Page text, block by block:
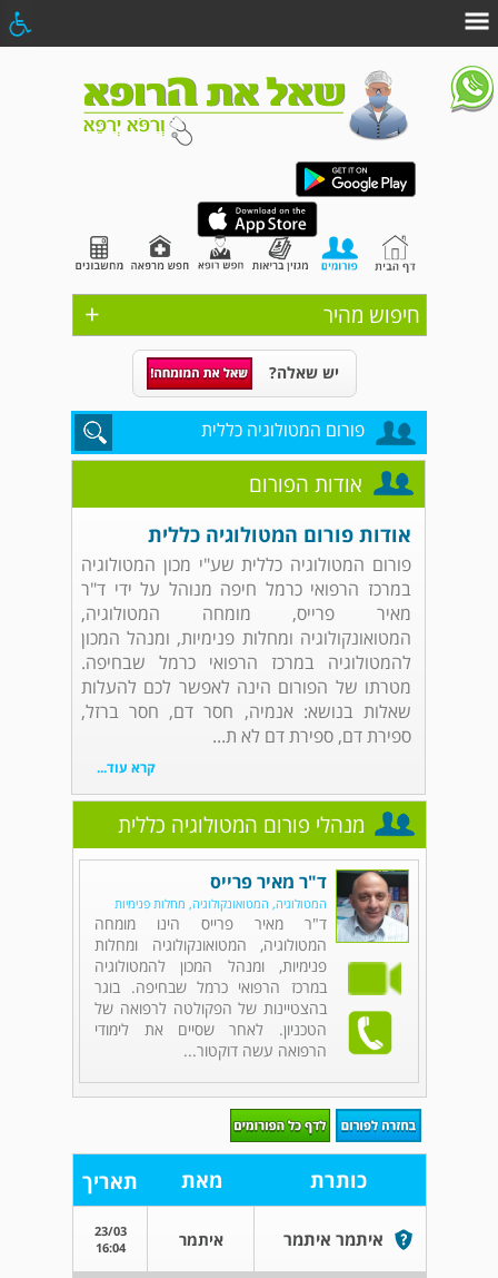
+ חיפוש מהיר
יש שאלה?
פורום המטולוגיה כללית
אודות הפורום
אודות פורום המטולוגיה כללית
פורום המטולוגיה כללית שע"י מכון המטולוגיה
במרכז הרפואי כרמל חיפה מנוהל על ידי ד"ר
מאיר פרייס, מומחה המטולוגיה,
המטואונקולוגיה ומחלות פנימיות, ומנהל המכון
להמטולוגיה במרכז הרפואי כרמל שבחיפה.
מטרתו של הפורום הינה לאפשר לכם להעלות
שאלות בנושא: אנמיה, חסר דם, חסר ברזל,
ספירת דם, ספירת דם לא ת...
קרא עוד...
מנהלי פורום המטולוגיה כללית
ד"ר מאיר פרייס
המטולוגיה, המטואונקולוגיה, מחלות פנימיות
ד"ר מאיר פרייס הינו מומחה
המטולוגיה, המטואונקולוגיה ומחלות
פנימיות, ומנהל המכון להמטולוגיה
במרכז הרפואי כרמל שבחיפה. בוגר
בהצטיינות של הפקולטה לרפואה של
הטכניון. לאחר שסיים את לימודי
הרפואה עשה דוקטור...
כותרת מאת תאריך
איתמר איתמר איתמר
23/03
16:04